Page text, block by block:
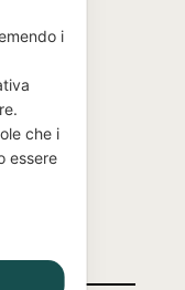
TO
i
che i
essere